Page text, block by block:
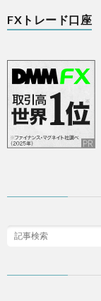
FXトレード口座